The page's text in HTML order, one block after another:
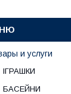
и услуги
ІГРАШКИ
БАСЕЙНИ